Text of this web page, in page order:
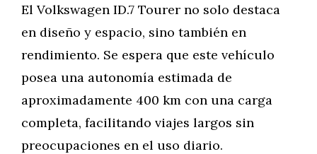
El Volkswagen ID.7 Tourer no solo destaca
en diseño y espacio, sino también en
rendimiento. Se espera que este vehículo
posea una autonomía estimada de
aproximadamente 400 km con una carga
completa, facilitando viajes largos sin
preocupaciones en el uso diario.